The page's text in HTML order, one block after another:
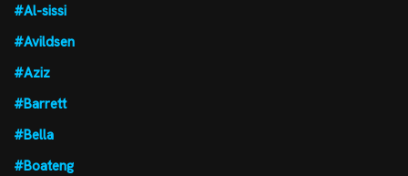
#Al-sissi
#Avildsen
#Aziz
#Barrett
#Bella
#Boateng